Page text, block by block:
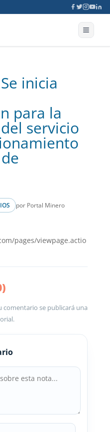
inicia
para la
servicio
por Portal Minero
pages/viewpage.actio
comentario se publicará una